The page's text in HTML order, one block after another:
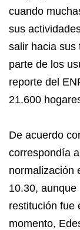
cuando
sus
salir hacia sus
parte de los
reporte del
21.600
De acuerdo
correspondía
normalización
10.30,
restitución fue
momento,